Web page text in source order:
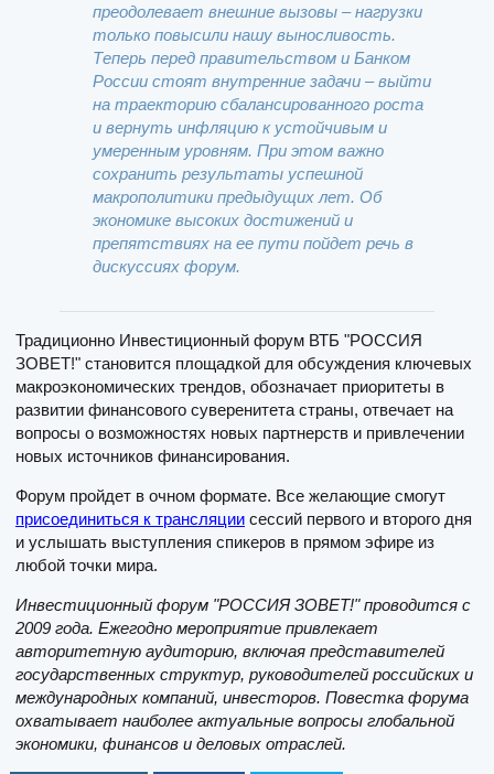
преодолевает внешние вызовы – нагрузки
только повысили нашу выносливость.
Теперь перед правительством и Банком
России стоят внутренние задачи – выйти
на траекторию сбалансированного роста
и вернуть инфляцию к устойчивым и
умеренным уровням. При этом важно
сохранить результаты успешной
макрополитики предыдущих лет. Об
экономике высоких достижений и
препятствиях на ее пути пойдет речь в
дискуссиях форум.
Традиционно Инвестиционный форум ВТБ "РОССИЯ
ЗОВЕТ!" становится площадкой для обсуждения ключевых
макроэкономических трендов, обозначает приоритеты в
развитии финансового суверенитета страны, отвечает на
вопросы о возможностях новых партнерств и привлечении
новых источников финансирования.
Форум пройдет в очном формате. Все желающие смогут
присоединиться к трансляции сессий первого и второго дня
и услышать выступления спикеров в прямом эфире из
любой точки мира.
Инвестиционный форум "РОССИЯ ЗОВЕТ!" проводится с
2009 года. Ежегодно мероприятие привлекает
авторитетную аудиторию, включая представителей
государственных структур, руководителей российских и
международных компаний, инвесторов. Повестка форума
охватывает наиболее актуальные вопросы глобальной
экономики, финансов и деловых отраслей.